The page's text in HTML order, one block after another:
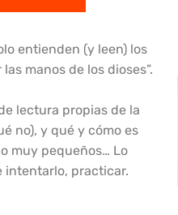
entienden (y leen) los
manos de los dioses”.
lectura propias de la
no), y qué y cómo es
muy pequeños… Lo
intentarlo, practicar.